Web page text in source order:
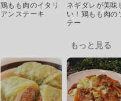
鶏もも肉のイタリ
アンステーキ
ネギダレが美味
い！鶏もも肉の
テー
もっと見る